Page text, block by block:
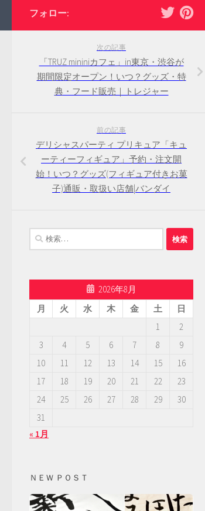
フォロー:
次の記事
「TRUZ mininiカフェ」in東京・渋谷が
期間限定オープン！いつ？グッズ・特
典・フード販売｜トレジャー
前の記事
デリシャスパーティ プリキュア「キュ
ーティーフィギュア」予約・注文開
始！いつ？グッズ(フィギュア付きお菓
子)通販・取扱い店舗|バンダイ
検
索:
2026年8月
月
火 水 木 金 土
日
1
2
3
4 5 6 7 8
9
10
11 12 13 14 15
16
17
18 19 20 21 22
23
24
25 26 27 28 29
30
31
« 1月
ＮＥＷ ＰＯＳＴ